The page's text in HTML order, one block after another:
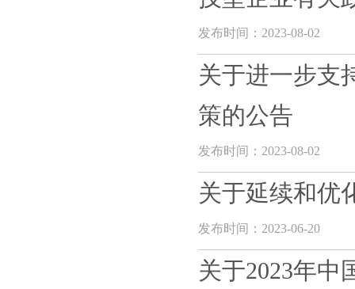
发布时间：2023-08-02
关于进一步支
策的公告
发布时间：2023-08-02
关于延续和优
发布时间：2023-06-20
关于2023年中